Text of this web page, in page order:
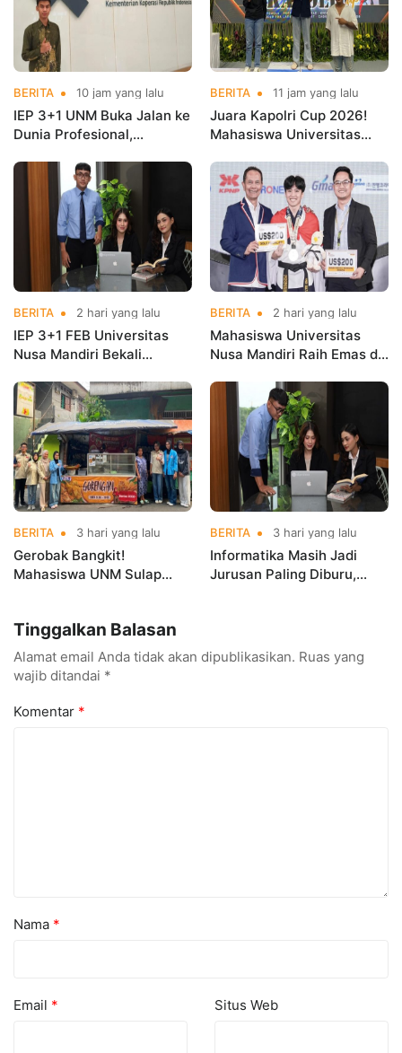
BERITA 10 jam yang lalu
IEP 3+1 UNM Buka Jalan ke
Dunia Profesional,
Kementerian Koperasi
BERITA 11 jam yang lalu
Juara Kapolri Cup 2026!
Mahasiswa Universitas
Nama Kampus di Kejurnas
Taekwondo
BERITA 2 hari yang lalu
IEP 3+1 FEB Universitas
Nusa Mandiri Bekali
Kerja Sebelum Lulus
BERITA 2 hari yang lalu
Mahasiswa Universitas
Nusa Mandiri Raih Emas di
Indonesia Open
Championships 2026
BERITA 3 hari yang lalu
Gerobak Bangkit!
Mahasiswa UNM Sulap
BERITA 3 hari yang lalu
Informatika Masih Jadi
Jurusan Paling Diburu,
Tinggalkan Balasan
Alamat email Anda tidak akan dipublikasikan. Ruas yang
wajib ditandai *
Komentar *
Nama *
Email * Situs Web